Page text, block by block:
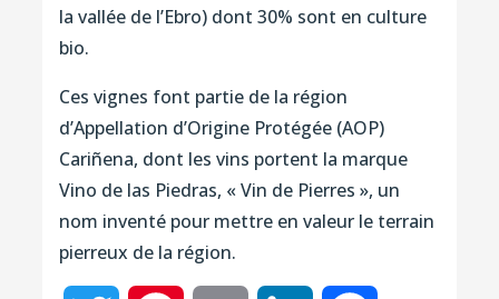
la vallée de l’Ebro) dont 30% sont en culture
bio.
Ces vignes font partie de la région
d’Appellation d’Origine Protégée (AOP)
Cariñena, dont les vins portent la marque
Vino de las Piedras, « Vin de Pierres », un
nom inventé pour mettre en valeur le terrain
pierreux de la région.